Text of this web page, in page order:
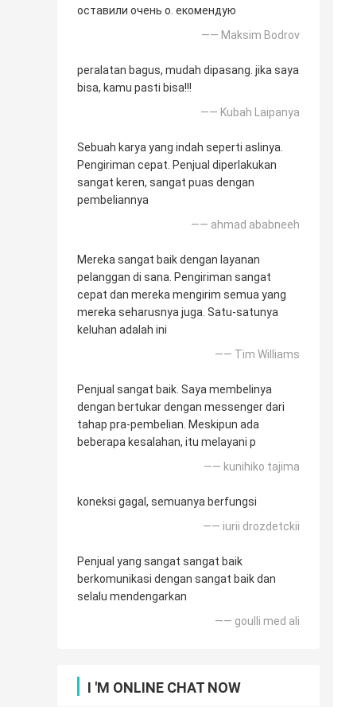
оставили очень о. екомендую
—— Maksim Bodrov
peralatan bagus, mudah dipasang. jika saya
bisa, kamu pasti bisa!!!
—— Kubah Laipanya
Sebuah karya yang indah seperti aslinya.
Pengiriman cepat. Penjual diperlakukan
sangat keren, sangat puas dengan
pembeliannya
—— ahmad ababneeh
Mereka sangat baik dengan layanan
pelanggan di sana. Pengiriman sangat
cepat dan mereka mengirim semua yang
mereka seharusnya juga. Satu-satunya
keluhan adalah ini
—— Tim Williams
Penjual sangat baik. Saya membelinya
dengan bertukar dengan messenger dari
tahap pra-pembelian. Meskipun ada
beberapa kesalahan, itu melayani p
—— kunihiko tajima
koneksi gagal, semuanya berfungsi
—— iurii drozdetckii
Penjual yang sangat sangat baik
berkomunikasi dengan sangat baik dan
selalu mendengarkan
—— goulli med ali
I 'M ONLINE CHAT NOW